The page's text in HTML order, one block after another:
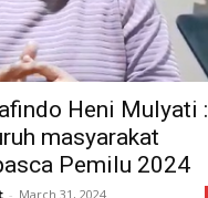
Heni Mulyati :
masyarakat
Pemilu 2024
- March 31, 2024